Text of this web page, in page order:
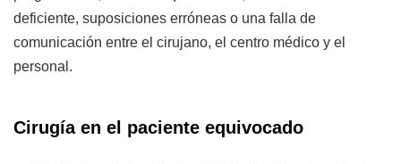
deficiente, suposiciones erróneas o una falla de
comunicación entre el cirujano, el centro médico y el
personal.
Cirugía en el paciente equivocado